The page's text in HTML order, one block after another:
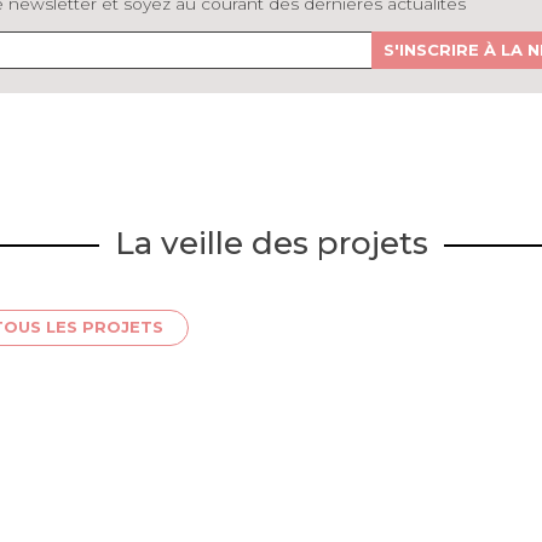
newsletter et soyez au courant des dernières actualités
S'INSCRIRE À LA
La veille des projets
LES PROJETS